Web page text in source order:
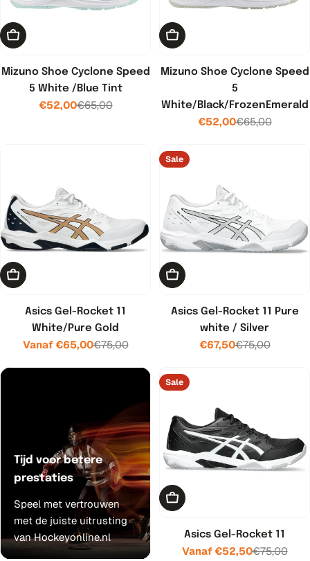
Kies opties
Mizuno Shoe Cyclone Speed
5 White /Blue Tint
Verkoopprijs
€52,00Normale
€65,00
Kies opties
Mizuno Shoe Cyclone Speed
5
White/Black/FrozenEmerald
Verkoopprijs
€52,00Normale
€65,00
Kies opties
Asics Gel-Rocket 11
White/Pure Gold
Verkoopprijs
Vanaf €65,00Normale
€75,00
Sale
Kies opties
Asics Gel-Rocket 11 Pure
white / Silver
Verkoopprijs
€67,50Normale
€75,00
Tijd voor betere
prestaties
Speel met vertrouwen
met de juiste uitrusting
van Hockeyonline.nl
Sale
Kies opties
Asics Gel-Rocket 11
Verkoopprijs
Vanaf €52,50Normale
€75,00